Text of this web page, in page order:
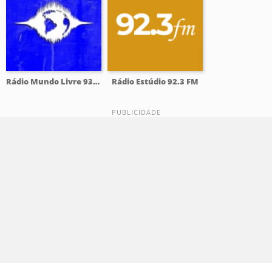
Rádio Mundo Livre 93.9 FM Rádio Estúdio 92.3 FM